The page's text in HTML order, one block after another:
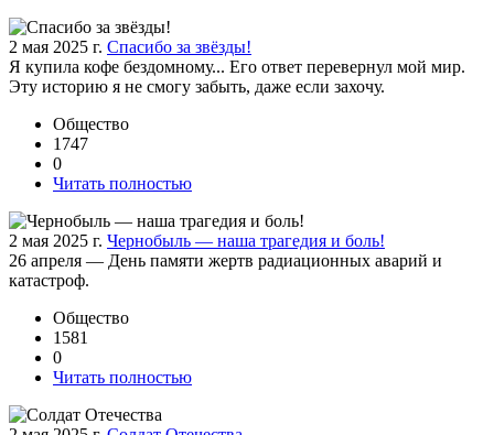
2 мая 2025 г. Спасибо за звёзды!
Я купила кофе бездомному... Его ответ перевернул мой мир.
Эту историю я не смогу забыть, даже если захочу.
Общество
1747
0
Читать полностью
2 мая 2025 г. Чернобыль — наша трагедия и боль!
26 апреля — День памяти жертв радиационных аварий и
катастроф.
Общество
1581
0
Читать полностью